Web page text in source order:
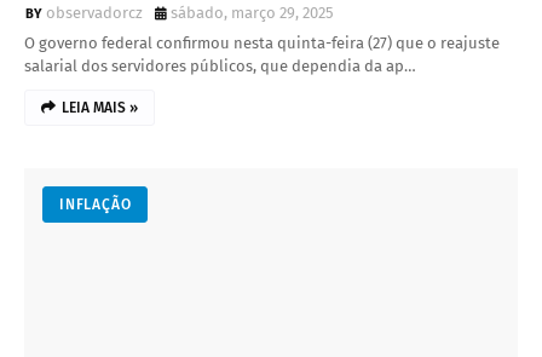
observadorcz
sábado, março 29, 2025
O governo federal confirmou nesta quinta-feira (27) que o reajuste
salarial dos servidores públicos, que dependia da ap…
LEIA MAIS »
INFLAÇÃO